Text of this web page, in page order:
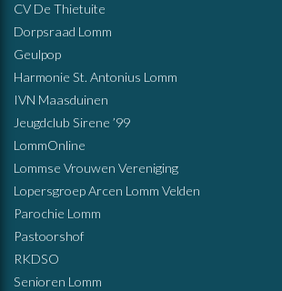
CV De Thietuite
Dorpsraad Lomm
Geulpop
Harmonie St. Antonius Lomm
IVN Maasduinen
Jeugdclub Sirene ’99
LommOnline
Lommse Vrouwen Vereniging
Lopersgroep Arcen Lomm Velden
Parochie Lomm
Pastoorshof
RKDSO
Senioren Lomm